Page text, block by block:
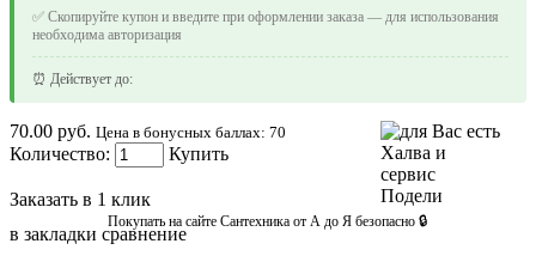
✅ Скопируйте купон и введите при оформлении заказа — для использования
необходима авторизация
⏰ Действует до:
70.00 руб. Цена в бонусных баллах: 70
Количество: Купить
Заказать в 1 клик
Покупать на сайте Сантехника от А до Я безопасно 🔒
в закладки сравнение